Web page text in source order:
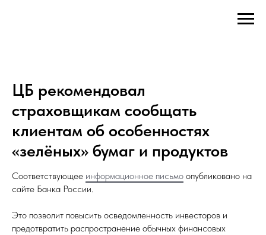
ЦБ рекомендовал
страховщикам сообщать
клиентам об особенностях
«зелёных» бумаг и продуктов
Соответствующее информационное письмо опубликовано на
сайте Банка России.
Это позволит повысить осведомленность инвесторов и
предотвратить распространение обычных финансовых